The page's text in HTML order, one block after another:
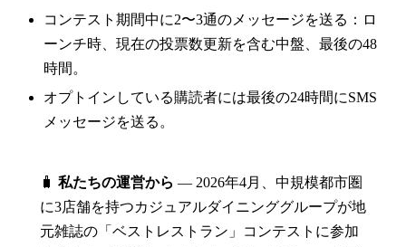
コンテスト期間中に2〜3通のメッセージを送る：ロ
ーンチ時、現在の投票数更新を含む中盤、最後の48
時間。
オプトインしている購読者には最後の24時間にSMS
メッセージを送る。
🧳 私たちの運営から — 2026年4月、中規模都市圏
に3店舗を持つカジュアルダイニンググループが地
元雑誌の「ベストレストラン」コンテストに参加